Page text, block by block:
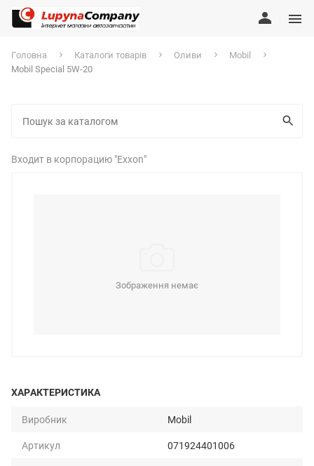
Головна Каталоги товарів Оливи
Mobil
Mobil Special 5W-20
Входит в корпорацию "Exxon"
Зображення немає
ХАРАКТЕРИСТИКА
Виробник
Mobil
Артикул
071924401006